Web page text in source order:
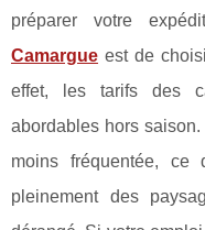
préparer votre
Camargue est de
effet, les tarifs des
abordables hors
moins fréquentée, ce
pleinement des